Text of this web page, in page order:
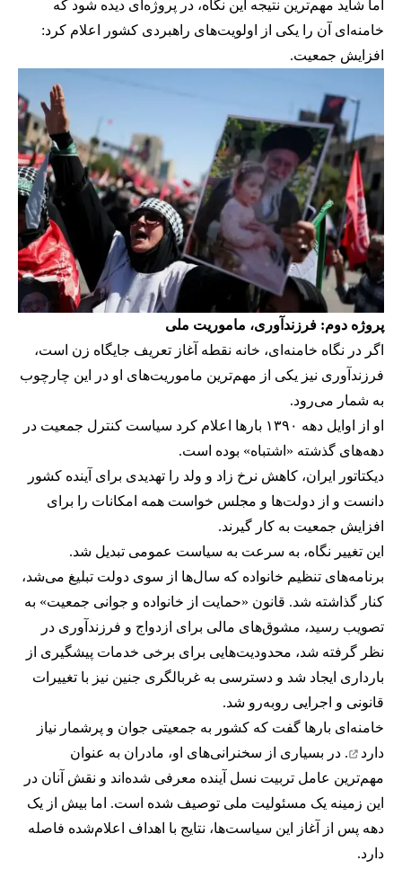
اما شاید مهم‌ترین نتیجه این نگاه، در پروژه‌ای دیده شود که
خامنه‌ای آن را یکی از اولویت‌های راهبردی کشور اعلام کرد:
افزایش جمعیت.
پروژه دوم: فرزندآوری، ماموریت ملی
اگر در نگاه خامنه‌ای، خانه نقطه آغاز تعریف جایگاه زن است،
فرزندآوری نیز یکی از مهم‌ترین ماموریت‌های او در این چارچوب
به شمار می‌رود.
او از اوایل دهه ۱۳۹۰ بارها اعلام کرد سیاست کنترل جمعیت در
دهه‌های گذشته «اشتباه» بوده است.
دیکتاتور ایران، کاهش نرخ زاد و ولد را تهدیدی برای آینده کشور
دانست و از دولت‌ها و مجلس خواست همه امکانات را برای
افزایش جمعیت به کار گیرند.
این تغییر نگاه، به سرعت به سیاست عمومی تبدیل شد.
برنامه‌های تنظیم خانواده که سال‌ها از سوی دولت تبلیغ می‌شد،
کنار گذاشته شد. قانون «حمایت از خانواده و جوانی جمعیت» به
تصویب رسید، مشوق‌های مالی برای ازدواج و فرزندآوری در
نظر گرفته شد، محدودیت‌هایی برای برخی خدمات پیشگیری از
بارداری ایجاد شد و دسترسی به غربالگری جنین نیز با تغییرات
قانونی و اجرایی روبه‌رو شد.
خامنه‌ای بارها گفت که کشور به جمعیتی جوان و پرشمار نیاز
دارد
. در بسیاری از سخنرانی‌های او، مادران به عنوان
مهم‌ترین عامل تربیت نسل آینده معرفی شده‌اند و نقش آنان در
این زمینه یک مسئولیت ملی توصیف شده است. اما بیش از یک
دهه پس از آغاز این سیاست‌ها، نتایج با اهداف اعلام‌شده فاصله
دارد.